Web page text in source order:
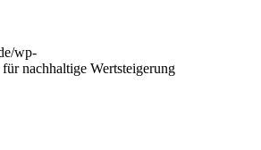
wp-
nachhaltige Wertsteigerung